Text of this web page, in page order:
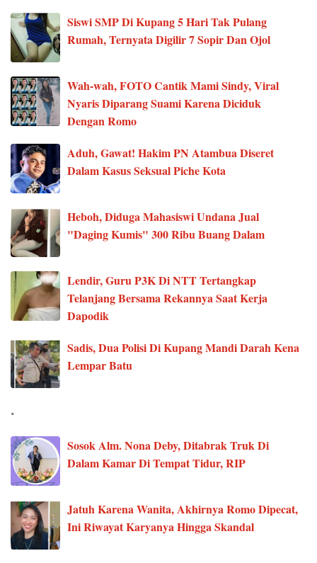
Siswi SMP Di Kupang 5 Hari Tak Pulang
Rumah, Ternyata Digilir 7 Sopir Dan Ojol
Wah-wah, FOTO Cantik Mami Sindy, Viral
Nyaris Diparang Suami Karena Diciduk
Dengan Romo
Aduh, Gawat! Hakim PN Atambua Diseret
Dalam Kasus Seksual Piche Kota
Heboh, Diduga Mahasiswi Undana Jual
"Daging Kumis" 300 Ribu Buang Dalam
Lendir, Guru P3K Di NTT Tertangkap
Telanjang Bersama Rekannya Saat Kerja
Dapodik
Sadis, Dua Polisi Di Kupang Mandi Darah Kena
Lempar Batu
.
Sosok Alm. Nona Deby, Ditabrak Truk Di
Dalam Kamar Di Tempat Tidur, RIP
Jatuh Karena Wanita, Akhirnya Romo Dipecat,
Ini Riwayat Karyanya Hingga Skandal